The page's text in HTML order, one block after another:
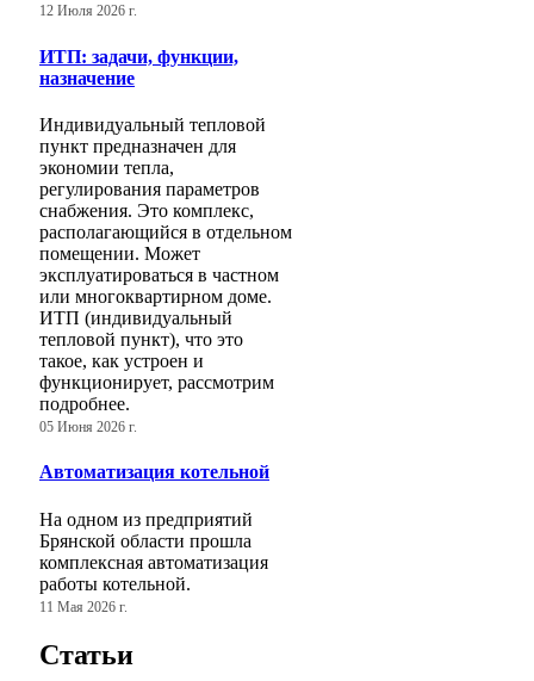
12 Июля 2026 г.
ИТП: задачи, функции,
назначение
Индивидуальный тепловой
пункт предназначен для
экономии тепла,
регулирования параметров
снабжения. Это комплекс,
располагающийся в отдельном
помещении. Может
эксплуатироваться в частном
или многоквартирном доме.
ИТП (индивидуальный
тепловой пункт), что это
такое, как устроен и
функционирует, рассмотрим
подробнее.
05 Июня 2026 г.
Автоматизация котельной
На одном из предприятий
Брянской области прошла
комплексная автоматизация
работы котельной.
11 Мая 2026 г.
Статьи